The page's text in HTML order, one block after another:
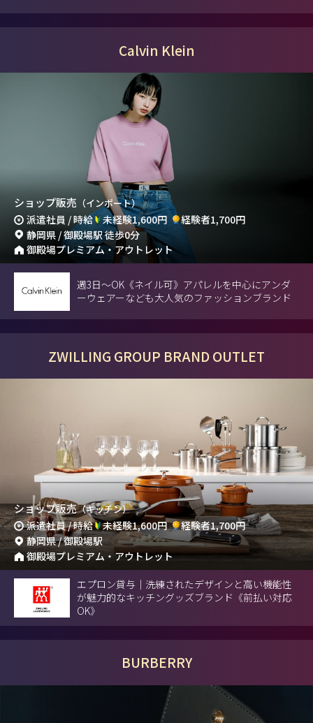
Calvin Klein
ショップ販売 （インポート）
派遣社員 / 時給 未経験1,600円
経験者1,700円
静岡県 / 御殿場駅 徒歩0分
御殿場プレミアム・アウトレット
週3日〜OK《ネイル可》アパレルを中心にアンダ
ーウェアーなども大人気のファッションブランド
ZWILLING GROUP BRAND OUTLET
ショップ販売（キッチン）
派遣社員 / 時給 未経験1,600円
経験者1,700円
静岡県 / 御殿場駅
御殿場プレミアム・アウトレット
エプロン貸与｜洗練されたデザインと高い機能性
が魅力的なキッチングッズブランド《前払い対応
OK》
BURBERRY